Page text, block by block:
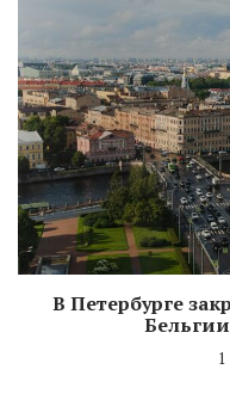
В Петербурге